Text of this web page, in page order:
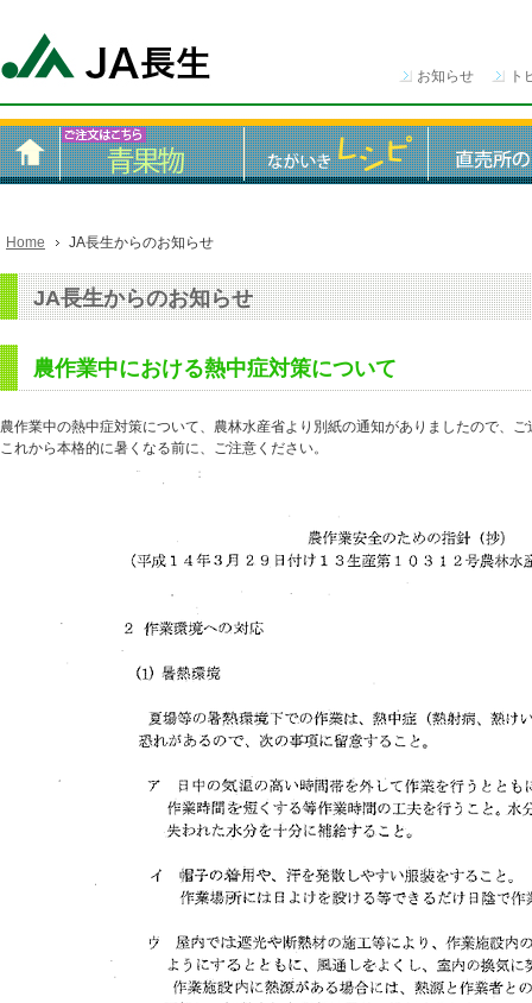
お知らせ ト
Home JA長生からのお知らせ
JA長生からのお知らせ
農作業中における熱中症対策について
農作業中の熱中症対策について、農林水産省より別紙の通知がありましたので、
これから本格的に暑くなる前に、ご注意ください。